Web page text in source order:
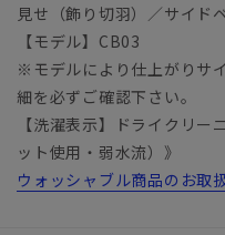
見せ（飾り切羽）／サイド
【モデル】CB03
※モデルにより仕上がりサ
細を必ずご確認下さい。
【洗濯表示】ドライクリ
ット使用・弱水流）》
ウォッシャブル商品のお取